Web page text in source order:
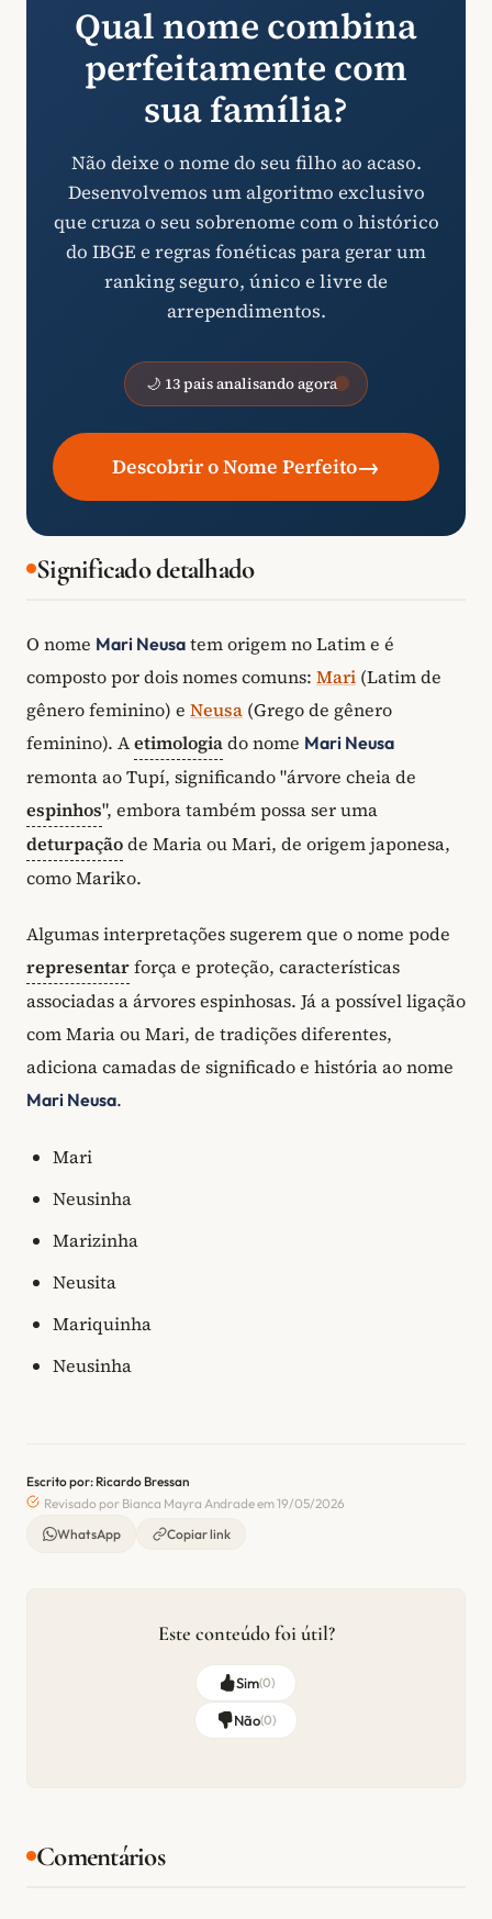
Qual nome combina
perfeitamente com
sua família?
Não deixe o nome do seu filho ao acaso.
Desenvolvemos um algoritmo exclusivo
que cruza o seu sobrenome com o histórico
do IBGE e regras fonéticas para gerar um
ranking seguro, único e livre de
arrependimentos.
🌙 13 pais analisando agora
Descobrir o Nome Perfeito→
Significado detalhado
O nome Mari Neusa tem origem no Latim e é
composto por dois nomes comuns: Mari (Latim de
gênero feminino) e Neusa (Grego de gênero
feminino). Aetimologiado nome Mari Neusa
remonta ao Tupí, significando "árvore cheia de
espinhos", embora também possa ser uma
deturpaçãode Maria ou Mari, de origem japonesa,
como Mariko.
Algumas interpretações sugerem que o nome pode
representarforça e proteção, características
associadas a árvores espinhosas. Já a possível ligação
com Maria ou Mari, de tradições diferentes,
adiciona camadas de significado e história ao nome
Mari Neusa.
Mari
Neusinha
Marizinha
Neusita
Mariquinha
Neusinha
Escrito por: Ricardo Bressan
Revisado por Bianca Mayra Andrade em 19/05/2026
WhatsApp
Copiar link
Este conteúdo foi útil?
Sim(0)
Não(0)
Comentários